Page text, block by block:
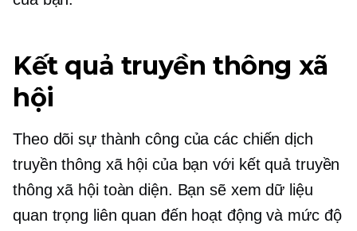
Kết quả truyền thông xã
hội
Theo dõi sự thành công của các chiến dịch
truyền thông xã hội của bạn với kết quả truyền
thông xã hội toàn diện. Bạn sẽ xem dữ liệu
quan trọng liên quan đến hoạt động và mức độ